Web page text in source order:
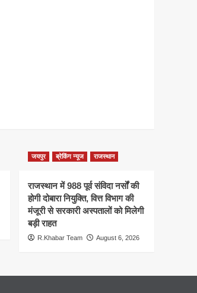
जयपुर ब्रेकिंग न्यूज राजस्थान
राजस्थान में 988 पूर्व संविदा नर्सों की
होगी दोबारा नियुक्ति, वित्त विभाग की
मंजूरी से सरकारी अस्पतालों को मिलेगी
बड़ी राहत
R.Khabar Team August 6, 2026